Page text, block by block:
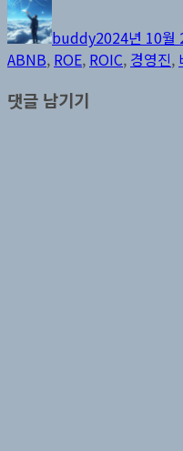
글
쓴
이
buddy성
일
자
2024년 10월
ABNB, ROE, ROIC, 경영진,
댓글 남기기